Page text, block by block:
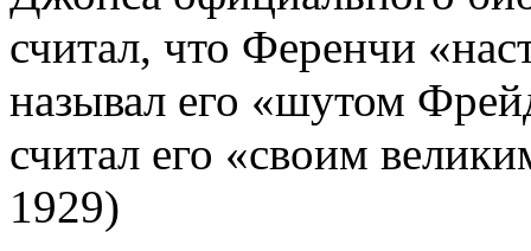
считал, что Ференчи
называл его «шутом
считал его «своим
1929)